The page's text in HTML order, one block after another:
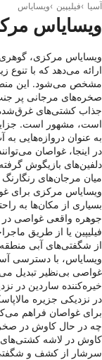
آسیا فیلیپین ویسایاس
ویسایاس
ویسایاس مرکزی، گوهری
ارائه می‌دهد که با تنوع
مشخص می‌شود. این
صخره‌های مرجانی پر
جذاب کشتی‌های
است، مشهور است.
به عنوان دروازه‌هایی
در اینجا، غواصان
دلفین‌های بازیگوش
میان مرجان‌های
ویسایاس مرکزی برای
بسیاری از مکان‌ها به
جوهره واقعی غواصی در
فیلیپین یا از طریق
از شگفتی‌های آبی
ویسایاس، با دسترسی
غواصی بی‌نظیر تبدیل
خیره‌کننده ساردین در
در نزدیکی جزیره
برای غواصان فراهم
چه در حال کاوش در
کاوش در لاشه
سرشار از کشف و